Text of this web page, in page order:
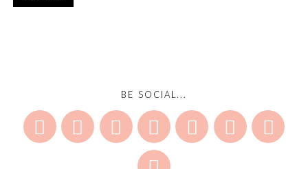
BE SOCIAL...